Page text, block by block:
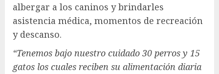
albergar a los caninos y brindarles
asistencia médica, momentos de recreación
y descanso.
“Tenemos bajo nuestro cuidado 30 perros y 15
gatos los cuales reciben su alimentación diaria